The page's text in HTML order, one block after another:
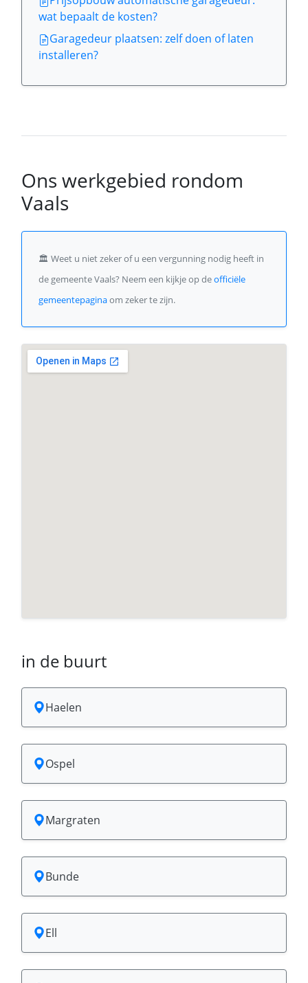
wat bepaalt de kosten?
Garagedeur plaatsen: zelf doen of laten
installeren?
Ons werkgebied rondom
Vaals
🏛️ Weet u niet zeker of u een vergunning nodig heeft in
de gemeente Vaals? Neem een kijkje op deofficiële
gemeentepaginaom zeker te zijn.
in de buurt
Haelen
Ospel
Margraten
Bunde
Ell